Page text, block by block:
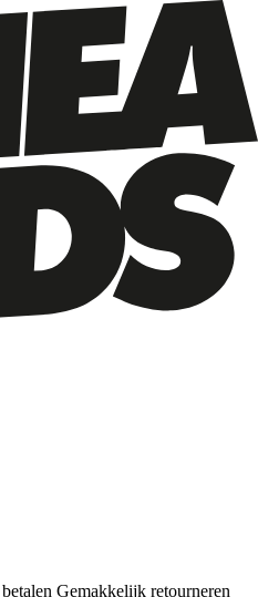
Gemakkelijk retourneren